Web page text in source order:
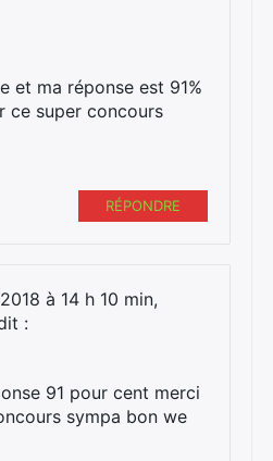
et ma réponse est 91%
ce super concours
RÉPONDRE
à 14 h 10 min,
:
91 pour cent merci
sympa bon we